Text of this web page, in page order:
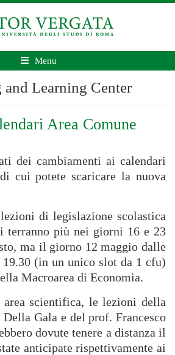
Menu
and Learning Center
Area Comune
dei cambiamenti ai calendari
cui potete scaricare la nuova
di legislazione scolastica
terranno più nei giorni 16 e 23
ma il giorno 12 maggio dalle
(in un unico slot da 1 cfu)
Macroarea di Economia.
scientifica, le lezioni della
Gala e del prof. Francesco
dovute tenere a distanza il
anticipate rispettivamente ai